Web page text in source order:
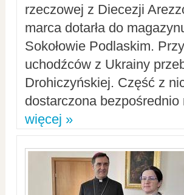
rzeczowej z Diecezji
marca dotarła do
Sokołowie Podlaskim.
uchodźców z Ukrainy
Drohiczyńskiej. Część z
dostarczona
więcej »